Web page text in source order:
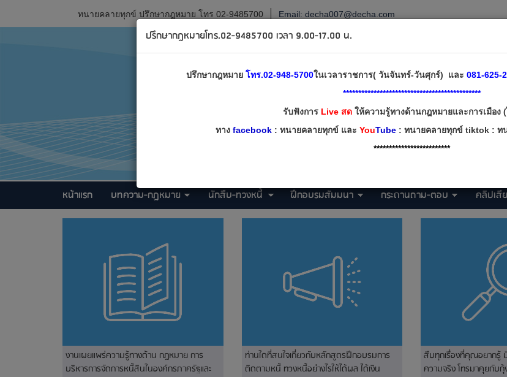
ทนายคลายทุกข์ ปรึกษากฎหมาย โทร 02-9485700 Email: decha007@decha.com
หน้าแรก บทความ-กฎหมาย นักสืบ-ทวงหนี้ ฝึกอบรมสัมมนา กระดานถาม-ตอบ คลิปเสี
งานเผยแพร่ความรู้ทางด้าน กฎหมาย การ
บริหารการจัดการหนี้สินในองค์กรภาครัฐและ
ท่านใดที่สนใจเกี่ยวกับหลักสูตรฝึกอบรมการ
ติดตามหนี้ ทวงหนี้อย่างไรให้ได้ผล ได้เงิน
สืบทุกเรื่องที่คุณอยากรู้
ความจริง โทรมาคุยกับ
ปรึกษากฎหมายโทร.02-9485700 เวลา 9.00-17.00 น.
ปรึกษากฎหมาย โทร.02-948-5700ในเวลาราชการ( วันจันทร์-วันศุกร์) และ 081-625-
*********************************************
รับฟังการLive สดให้ความรู้ทางด้านกฎหมายและการเมือง
ทาง facebook: ทนายคลายทุกข์ และ YouTube: ทนายคลายทุกข์ tiktok : ท
*************************